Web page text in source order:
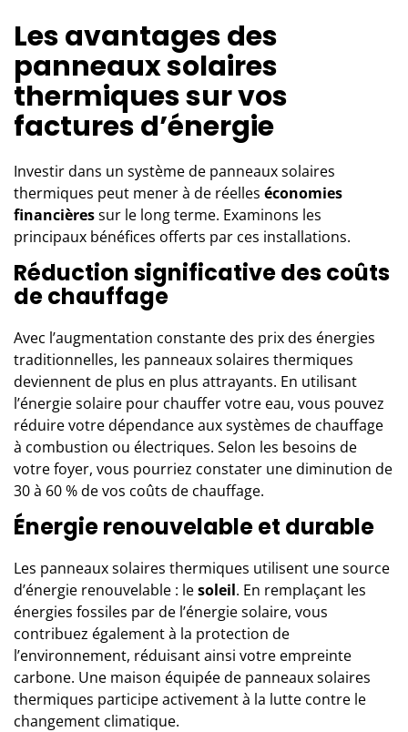
Les avantages des
panneaux solaires
thermiques sur vos
factures d’énergie
Investir dans un système de panneaux solaires
thermiques peut mener à de réelles économies
financièressur le long terme. Examinons les
principaux bénéfices offerts par ces installations.
Réduction significative des coûts
de chauffage
Avec l’augmentation constante des prix des énergies
traditionnelles, les panneaux solaires thermiques
deviennent de plus en plus attrayants. En utilisant
l’énergie solaire pour chauffer votre eau, vous pouvez
réduire votre dépendance aux systèmes de chauffage
à combustion ou électriques. Selon les besoins de
votre foyer, vous pourriez constater une diminution de
30 à 60 % de vos coûts de chauffage.
Énergie renouvelable et durable
Les panneaux solaires thermiques utilisent une source
d’énergie renouvelable : lesoleil. En remplaçant les
énergies fossiles par de l’énergie solaire, vous
contribuez également à la protection de
l’environnement, réduisant ainsi votre empreinte
carbone. Une maison équipée de panneaux solaires
thermiques participe activement à la lutte contre le
changement climatique.